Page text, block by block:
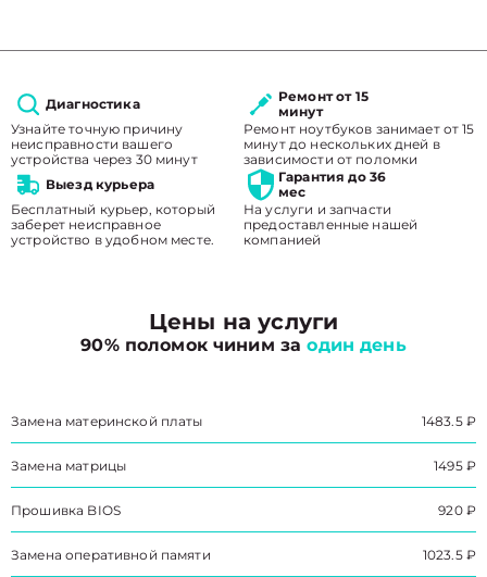
Диагностика
Узнайте точную причину
неисправности вашего
устройства через 30 минут
Ремонт от 15
минут
Ремонт ноутбуков занимает от 15
минут до нескольких дней в
зависимости от поломки
Выезд курьера
Бесплатный курьер, который
заберет неисправное
устройство в удобном месте.
Гарантия до 36
мес
На услуги и запчасти
предоставленные нашей
компанией
Цены на услуги
90% поломок чиним заодин день
Замена материнской платы 1483.5 ₽
Замена матрицы 1495 ₽
Прошивка BIOS 920 ₽
Замена оперативной памяти 1023.5 ₽